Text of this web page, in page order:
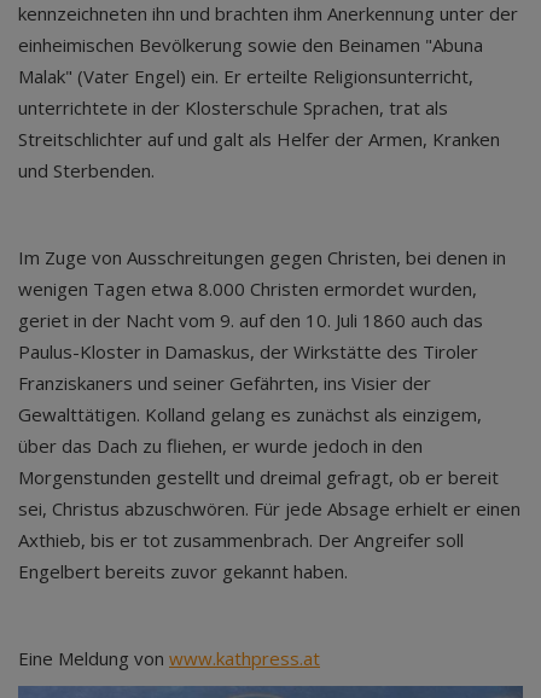
kennzeichneten ihn und brachten ihm Anerkennung unter der
einheimischen Bevölkerung sowie den Beinamen "Abuna
Malak" (Vater Engel) ein. Er erteilte Religionsunterricht,
unterrichtete in der Klosterschule Sprachen, trat als
Streitschlichter auf und galt als Helfer der Armen, Kranken
und Sterbenden.
Im Zuge von Ausschreitungen gegen Christen, bei denen in
wenigen Tagen etwa 8.000 Christen ermordet wurden,
geriet in der Nacht vom 9. auf den 10. Juli 1860 auch das
Paulus-Kloster in Damaskus, der Wirkstätte des Tiroler
Franziskaners und seiner Gefährten, ins Visier der
Gewalttätigen. Kolland gelang es zunächst als einzigem,
über das Dach zu fliehen, er wurde jedoch in den
Morgenstunden gestellt und dreimal gefragt, ob er bereit
sei, Christus abzuschwören. Für jede Absage erhielt er einen
Axthieb, bis er tot zusammenbrach. Der Angreifer soll
Engelbert bereits zuvor gekannt haben.
Eine Meldung von www.kathpress.at